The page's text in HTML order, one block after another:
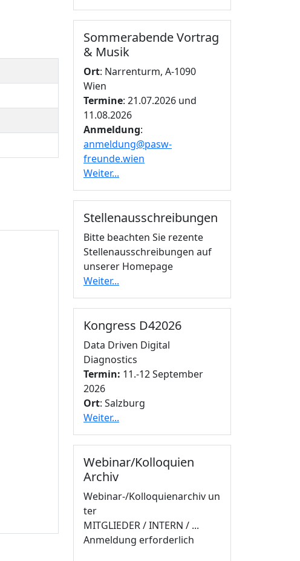
Sommerabende Vortrag
& Musik
Ort: Narrenturm, A-1090
Wien
Termine: 21.07.2026 und
11.08.2026
Anmeldung:
anmeldung@pasw-
freunde.wien
Weiter...
Stellenausschreibungen
Bitte beachten Sie rezente
Stellenausschreibungen auf
unserer Homepage
Weiter...
Kongress D42026
Data Driven Digital
Diagnostics
Termin: 11.-12 September
2026
Ort: Salzburg
Weiter...
Webinar/Kolloquien
Archiv
Webinar-/Kolloquienarchiv un
ter
MITGLIEDER / INTERN / ...
Anmeldung erforderlich